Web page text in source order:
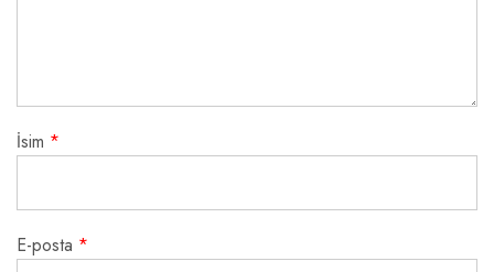
İsim *
E-posta *